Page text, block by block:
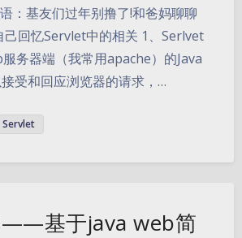
：基友们过年别撸了!和爸妈聊聊
己回忆Servlet中的相关 1、Serlvet
务器端（我常用apache）的Java
受和回应浏览器的请求，…
Servlet
——基于java web简